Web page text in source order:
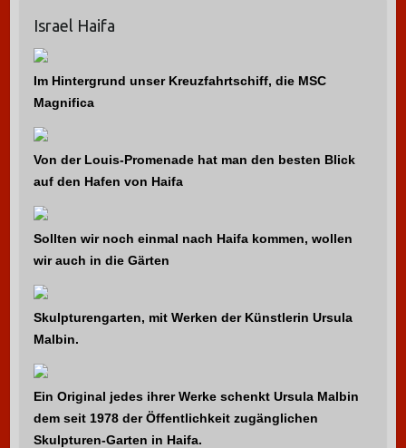
n
n
:
Israel Haifa
Im Hintergrund unser Kreuzfahrtschiff, die MSC
Magnifica
Von der Louis-Promenade hat man den besten Blick
auf den Hafen von Haifa
Sollten wir noch einmal nach Haifa kommen, wollen
wir auch in die Gärten
Skulpturengarten, mit Werken der Künstlerin Ursula
Malbin.
Ein Original jedes ihrer Werke schenkt Ursula Malbin
dem seit 1978 der Öffentlichkeit zugänglichen
Skulpturen-Garten in Haifa.